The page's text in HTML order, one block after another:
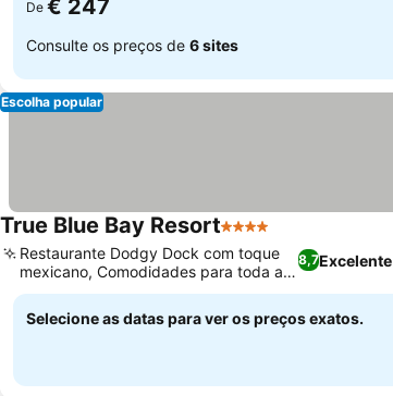
De € 247
Consulte os preços de 6 sites
Escolha popular
True Blue Bay Resort4 Estrelas
8,7Excelente
Restaurante Dodgy Dock com toque
mexicano, Comodidades para toda a
família
Selecione as datas para ver os preços exatos.